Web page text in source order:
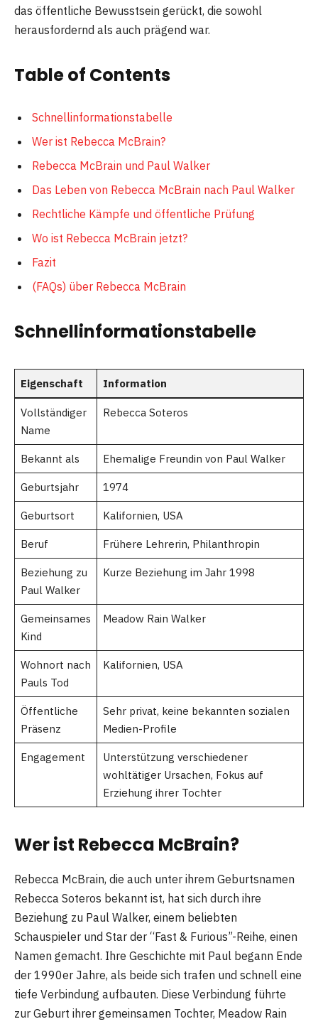
das öffentliche Bewusstsein gerückt, die sowohl
herausfordernd als auch prägend war.
Table of Contents
Schnellinformationstabelle
Wer ist Rebecca McBrain?
Rebecca McBrain und Paul Walker
Das Leben von Rebecca McBrain nach Paul Walker
Rechtliche Kämpfe und öffentliche Prüfung
Wo ist Rebecca McBrain jetzt?
Fazit
(FAQs) über Rebecca McBrain
Schnellinformationstabelle
Eigenschaft Information
Vollständiger
Name
Rebecca Soteros
Bekannt als Ehemalige Freundin von Paul Walker
Geburtsjahr 1974
Geburtsort Kalifornien, USA
Beruf Frühere Lehrerin, Philanthropin
Beziehung zu
Paul Walker
Kurze Beziehung im Jahr 1998
Gemeinsames
Kind
Meadow Rain Walker
Wohnort nach
Pauls Tod
Kalifornien, USA
Öffentliche
Präsenz
Sehr privat, keine bekannten sozialen
Medien-Profile
Engagement
Unterstützung verschiedener
wohltätiger Ursachen, Fokus auf
Erziehung ihrer Tochter
Wer ist Rebecca McBrain?
Rebecca McBrain, die auch unter ihrem Geburtsnamen
Rebecca Soteros bekannt ist, hat sich durch ihre
Beziehung zu Paul Walker, einem beliebten
Schauspieler und Star der “Fast & Furious”-Reihe, einen
Namen gemacht. Ihre Geschichte mit Paul begann Ende
der 1990er Jahre, als beide sich trafen und schnell eine
tiefe Verbindung aufbauten. Diese Verbindung führte
zur Geburt ihrer gemeinsamen Tochter, Meadow Rain